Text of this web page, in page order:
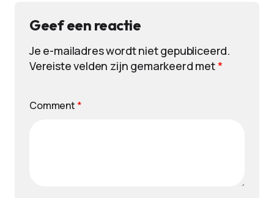
Geef een reactie
Je e-mailadres wordt niet gepubliceerd.
Vereiste velden zijn gemarkeerd met*
Comment *